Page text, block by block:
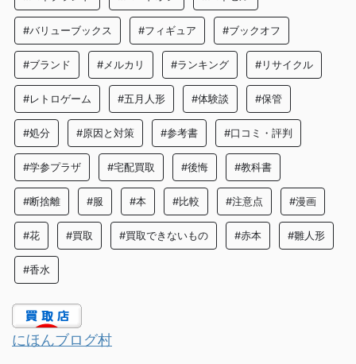
#バリューブックス #フィギュア #ブックオフ
#ブランド #メルカリ #ランキング #リサイクル
#レトロゲーム #五月人形 #体験談 #保管
#処分 #原因と対策 #参考書 #口コミ・評判
#学参プラザ #宅配買取 #後悔 #教科書
#断捨離 #服 #本 #比較 #注意点 #漫画
#花 #買取 #買取できないもの #赤本 #雛人形
#香水
にほんブログ村